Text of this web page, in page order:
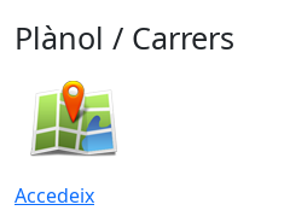
Plànol / Carrers
Accedeix